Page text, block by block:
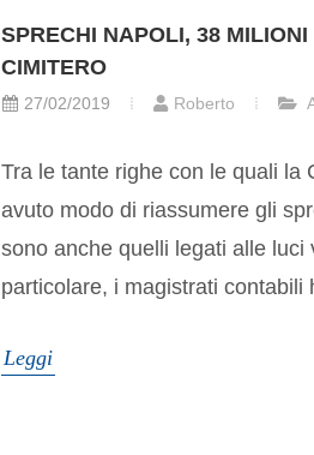
SPRECHI NAPOLI, 38
CIMITERO
27/02/2019 Roberto
Tra le tante righe con le quali la
avuto modo di riassumere gli
sono anche quelli legati alle
particolare, i magistrati contabili
Leggi